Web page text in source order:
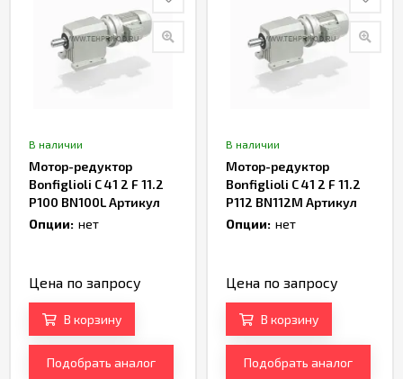
В наличии
Мотор-редуктор
Bonfiglioli C 41 2 F 11.2
P100 BN100L Артикул
TH165942
Опции: нет
Цена по запросу
В корзину
Подобрать аналог
В наличии
Мотор-редуктор
Bonfiglioli C 41 2 F 11.2
P112 BN112M Артикул
TH167460
Опции: нет
Цена по запросу
В корзину
Подобрать аналог